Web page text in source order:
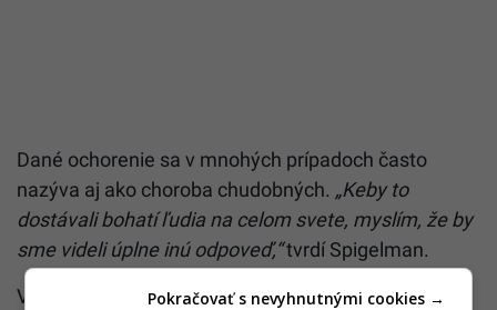
Dané ochorenie sa v mnohých prípadoch často
nazýva aj ako choroba chudobných. „Keby to
dostávali bohatí ľudia na celom svete, myslím, že by
sme videli úplne inú odpoveď,“tvrdí Spigelman.
V súčasnosti sa spoločnosť stretáva aj s
Pokračovať s nevyhnutnými cookies →